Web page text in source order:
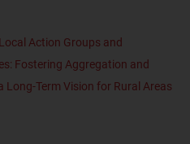
Action Groups and
Fostering Aggregation and
Term Vision for Rural Areas